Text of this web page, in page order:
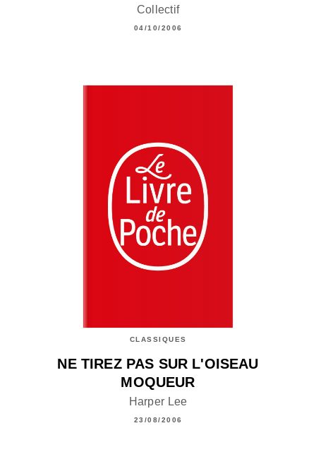
Collectif
04/10/2006
CLASSIQUES
NE TIREZ PAS SUR L'OISEAU
MOQUEUR
Harper Lee
23/08/2006